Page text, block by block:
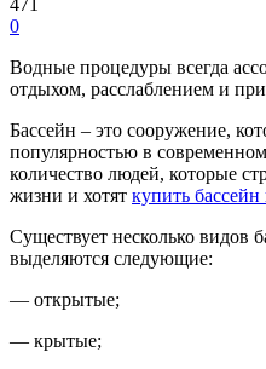
0
Водные процедуры всегда
отдыхом, расслаблением и
Бассейн – это сооружение,
популярностью в
количество людей, которые
жизни и хотят купить
Существует несколько видов
выделяются следующие:
— открытые;
— крытые;